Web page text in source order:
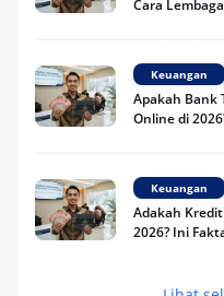
Cara
Keuangan
Apakah Bank
Online di
Keuangan
Adakah
2026? Ini